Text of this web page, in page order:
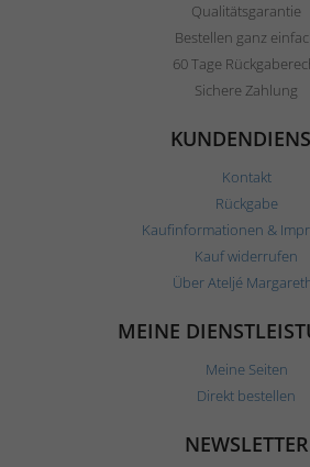
Qualitätsgarantie
Bestellen ganz
60 Tage
Sichere Zahlung
Kontakt
Rückgabe
Kaufinformationen &
Kauf widerrufen
Über Ateljé
MEINE
Meine Seiten
Direkt bestellen
NEWSLETTER